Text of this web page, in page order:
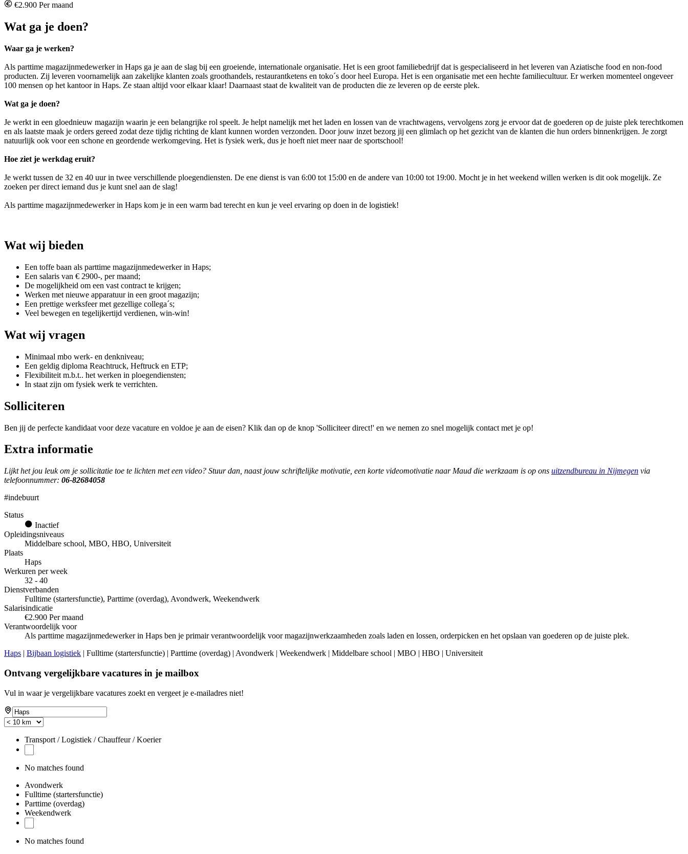
€2.900 Per maand
Wat ga je doen?
Waar ga je werken?
Als parttime magazijnmedewerker in Haps ga je aan de slag bij een groeiende, internationale organisatie. Het is een groot familiebedrijf dat is gespecialiseerd in het leveren van Aziatische food en non-food
producten. Zij leveren voornamelijk aan zakelijke klanten zoals groothandels, restaurantketens en toko´s door heel Europa. Het is een organisatie met een hechte familiecultuur. Er werken momenteel ongeveer
100 mensen op het kantoor in Haps. Ze staan altijd voor elkaar klaar! Daarnaast staat de kwaliteit van de producten die ze leveren op de eerste plek.
Wat ga je doen?
Je werkt in een gloednieuw magazijn waarin je een belangrijke rol speelt. Je helpt namelijk met het laden en lossen van de vrachtwagens, vervolgens zorg je ervoor dat de goederen op de juiste plek terechtkomen
en als laatste maak je orders gereed zodat deze tijdig richting de klant kunnen worden verzonden. Door jouw inzet bezorg jij een glimlach op het gezicht van de klanten die hun orders binnenkrijgen. Je zorgt
natuurlijk ook voor een schone en geordende werkomgeving. Het is fysiek werk, dus je hoeft niet meer naar de sportschool!
Hoe ziet je werkdag eruit?
Je werkt tussen de 32 en 40 uur in twee verschillende ploegendiensten. De ene dienst is van 6:00 tot 15:00 en de andere van 10:00 tot 19:00. Mocht je in het weekend willen werken is dit ook mogelijk. Ze
zoeken per direct iemand dus je kunt snel aan de slag!
Als parttime magazijnmedewerker in Haps kom je in een warm bad terecht en kun je veel ervaring op doen in de logistiek!
Wat wij bieden
Een toffe baan als parttime magazijnmedewerker in Haps;
Een salaris van € 2900-, per maand;
De mogelijkheid om een vast contract te krijgen;
Werken met nieuwe apparatuur in een groot magazijn;
Een prettige werksfeer met gezellige collega´s;
Veel bewegen en tegelijkertijd verdienen, win-win!
Wat wij vragen
Minimaal mbo werk- en denkniveau;
Een geldig diploma Reachtruck, Heftruck en ETP;
Flexibiliteit m.b.t.. het werken in ploegendiensten;
In staat zijn om fysiek werk te verrichten.
Solliciteren
Ben jij de perfecte kandidaat voor deze vacature en voldoe je aan de eisen? Klik dan op de knop 'Solliciteer direct!' en we nemen zo snel mogelijk contact met je op!
Extra informatie
Lijkt het jou leuk om je sollicitatie toe te lichten met een video? Stuur dan, naast jouw schriftelijke motivatie, een korte videomotivatie naar Maud die werkzaam is op ons uitzendbureau in Nijmegen via
telefoonnummer: 06-82684058
#indebuurt
Status
Inactief
Opleidingsniveaus
Middelbare school, MBO, HBO, Universiteit
Plaats
Haps
Werkuren per week
32 - 40
Dienstverbanden
Fulltime (startersfunctie), Parttime (overdag), Avondwerk, Weekendwerk
Salarisindicatie
€2.900 Per maand
Verantwoordelijk voor
Als parttime magazijnmedewerker in Haps ben je primair verantwoordelijk voor magazijnwerkzaamheden zoals laden en lossen, orderpicken en het opslaan van goederen op de juiste plek.
Haps | Bijbaan logistiek | Fulltime (startersfunctie) | Parttime (overdag) | Avondwerk | Weekendwerk | Middelbare school | MBO | HBO | Universiteit
Ontvang vergelijkbare vacatures in je mailbox
Vul in waar je vergelijkbare vacatures zoekt en vergeet je e-mailadres niet!
If
you
are
human,
Transport / Logistiek / Chauffeur / Koerier
No matches found
Avondwerk
Fulltime (startersfunctie)
Parttime (overdag)
Weekendwerk
No matches found